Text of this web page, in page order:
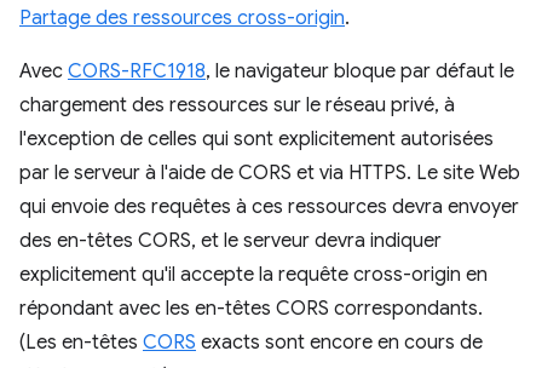
Partage des ressources cross-origin.
Avec CORS-RFC1918, le navigateur bloque par défaut le
chargement des ressources sur le réseau privé, à
l'exception de celles qui sont explicitement autorisées
par le serveur à l'aide de CORS et via HTTPS. Le site Web
qui envoie des requêtes à ces ressources devra envoyer
des en-têtes CORS, et le serveur devra indiquer
explicitement qu'il accepte la requête cross-origin en
répondant avec les en-têtes CORS correspondants.
(Les en-têtes CORS exacts sont encore en cours de